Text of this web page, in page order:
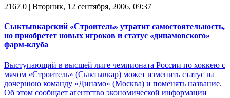
2167 0 | Вторник, 12 сентября, 2006, 09:37
Сыктывкарский «Строитель» утратит самостоятельность,
но приобретет новых игроков и статус «динамовского»
фарм-клуба
Выступающий в высшей лиге чемпионата России по хоккею с
мячом «Строитель» (Сыктывкар) может изменить статус на
дочернюю команду «Динамо» (Москва) и поменять название.
Об этом сообщает агентство экономической информации